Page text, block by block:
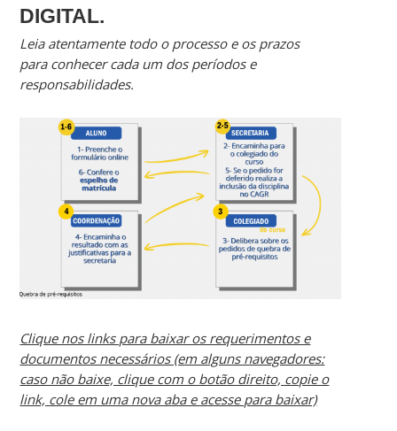
DIGITAL.
Leia atentamente todo o processo e os prazos
para conhecer cada um dos períodos e
responsabilidades.
Clique nos links para baixar os requerimentos e
documentos necessários (em alguns navegadores:
caso não baixe, clique com o botão direito, copie o
link, cole em uma nova aba e acesse para baixar)